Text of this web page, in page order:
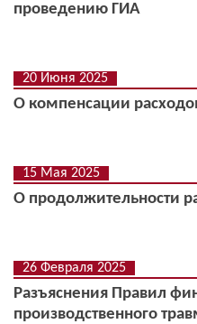
проведению ГИА
20 Июня 2025
О компенсации
15 Мая 2025
О продолжительности
26 Февраля 2025
Разъяснения Правил
производственного